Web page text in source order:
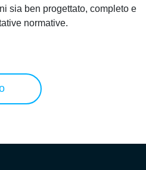
sia ben progettato, completo e
normative.